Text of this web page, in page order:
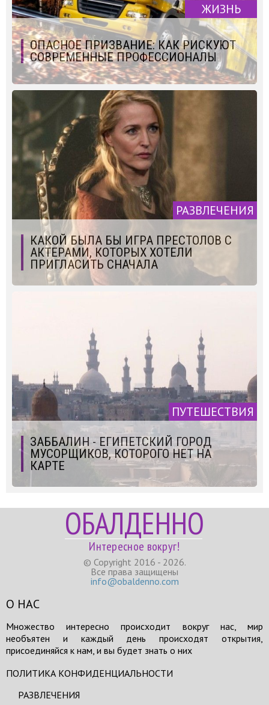
ЖИЗНЬ
ОПАСНОЕ ПРИЗВАНИЕ: КАК РИСКУЮТ
СОВРЕМЕННЫЕ ПРОФЕССИОНАЛЫ
РАЗВЛЕЧЕНИЯ
КАКОЙ БЫЛА БЫ ИГРА ПРЕСТОЛОВ С
АКТЕРАМИ, КОТОРЫХ ХОТЕЛИ
ПРИГЛАСИТЬ СНАЧАЛА
ПУТЕШЕСТВИЯ
ЗАББАЛИН - ЕГИПЕТСКИЙ ГОРОД
МУСОРЩИКОВ, КОТОРОГО НЕТ НА
КАРТЕ
ОБАЛДЕННО
Интересное вокруг!
© Copyright 2016 - 2026.
Все права защищены
info@obaldenno.com
О НАС
Множество интересно происходит вокруг нас, мир
необъятен и каждый день происходят открытия,
присоединяйся к нам, и вы будет знать о них
ПОЛИТИКА КОНФИДЕНЦИАЛЬНОСТИ
РАЗВЛЕЧЕНИЯ